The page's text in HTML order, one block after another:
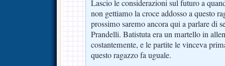
Lascio le considerazioni sul futuro a
non gettiamo la croce addosso a questo
prossimo saremo ancora qui a parlare di
Prandelli. Batistuta era un martello in
costantemente, e le partite le vinceva
questo ragazzo fa uguale.